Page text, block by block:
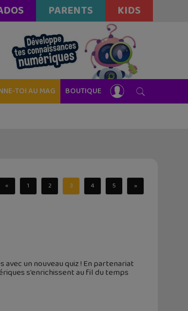
PARENTS KIDS
TOI AU MAG BOUTIQUE
« 1 2 3 4 5 »
un nouveau quiz ! En partenariat
s'enrichissent au fil du temps